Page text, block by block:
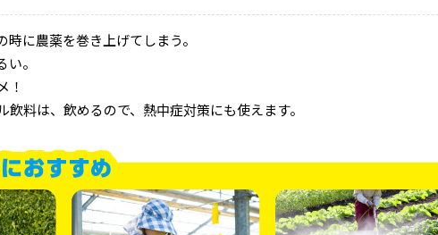
に農薬を巻き上げてしまう。
。
！
飲料は、飲めるので、熱中症対策にも使えます。